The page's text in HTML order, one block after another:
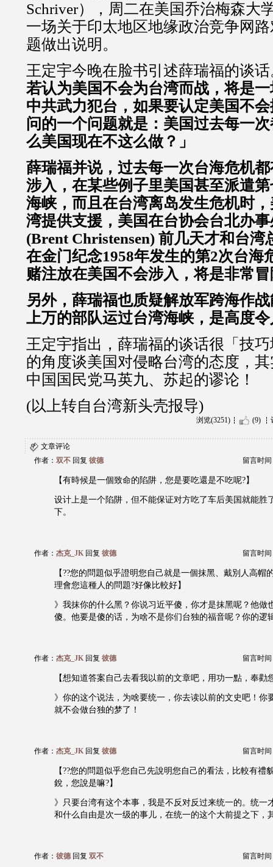
Schriver），周二在美国乔治梅森大
一场关于印太地区地缘政治竞争网
题做出说明。
王定宇今晚在脸书引述薛瑞福的谈
若认为美国不会为台湾而战，将是
中共武力犯台，如果要认定美国不
问的一个问题就是：美国过去每一
么美国现在不这么做？」
薛瑞福并说，过去每一次台海危机
涉入，在某些例子里美国甚至派遣
海峡，而且在台湾离岛发生危机时
湾提供支援，美国在台协会台北办
(Brent Christensen) 前几天才和台湾
在金门纪念1958年发生的第2次台海
赌注放在美国不会涉入，将是非常
另外，薛瑞福也质疑解放军跨海作
上万的部队运过台湾海峡，是高度
王定宇指出，薛瑞福的谈话很「技
的角度谈美国对侵略台湾的态度，
中国国民党马英九、苏起的谬论！
(以上转自台湾新头壳报导)
浏览(3251) (9)
文章评论
作者： 双不 回复 彼德 留言时间
【有時候是一個致命的陷阱，您是要吃還是不吃呢?】
设计上是一个陷阱，但不能保证对方吃了车后美国就能胜
下。
作者： 杰克_JK 回复 彼德 留言时间
【??您的問題似乎證明您自己就是一個抹黑、戴別人高帽
理會您這種人的問題?好像比較好】
》我抹你的什么黑？你说习近平傻，你才是抹黑呢？他做
傻。他要是傻的话，为啥不是你们台独的福音呢？你的逻
作者： 杰克_JK 回复 彼德 留言时间
【想知道答案自己去看我以前的文章吧，用功一點，奉勸
》你的这个说法，为啥要统一，你去读以前的文史吧！你
就不会做台独的梦了！
作者： 杰克_JK 回复 彼德 留言时间
【??您的問題似乎您自己先說明您自己的看法，比較有禮
銳，您說是嘛?】
》只要台湾有这个本事，我是不反对反过来统一的。统一
和什么自由是次一级的事儿，在统一的这个大前提之下，
作者： 彼德回复 双不 留言时间